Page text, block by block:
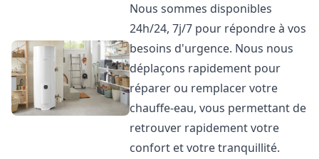
Nous sommes disponibles
24h/24, 7j/7 pour répondre à vos
besoins d'urgence. Nous nous
déplaçons rapidement pour
réparer ou remplacer votre
chauffe-eau, vous permettant de
retrouver rapidement votre
confort et votre tranquillité.